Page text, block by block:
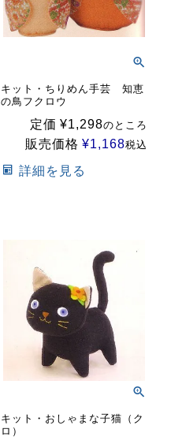
キット・ちりめん手芸 知恵
の鳥フクロウ
定価 ¥1,298のところ
販売価格 ¥1,168税込
詳細を見る
キット・おしゃまな子猫（ク
ロ）